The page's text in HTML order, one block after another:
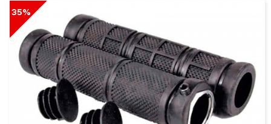
35%